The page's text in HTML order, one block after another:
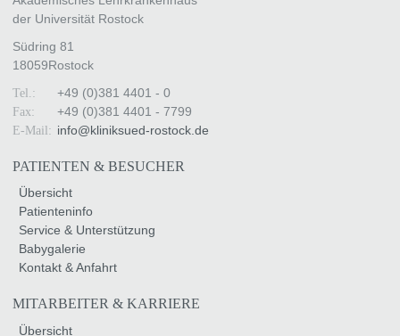
der Universität Rostock
Südring 81
18059Rostock
Tel.: +49 (0)381 4401 - 0
Fax: +49 (0)381 4401 - 7799
E-Mail: info@kliniksued-rostock de
PATIENTEN & BESUCHER
Übersicht
Patienteninfo
Service & Unterstützung
Babygalerie
Kontakt & Anfahrt
MITARBEITER & KARRIERE
Übersicht